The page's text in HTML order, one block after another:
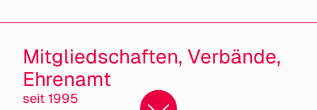
Mitgliedschaften, Verbände,
Ehrenamt
seit 1995